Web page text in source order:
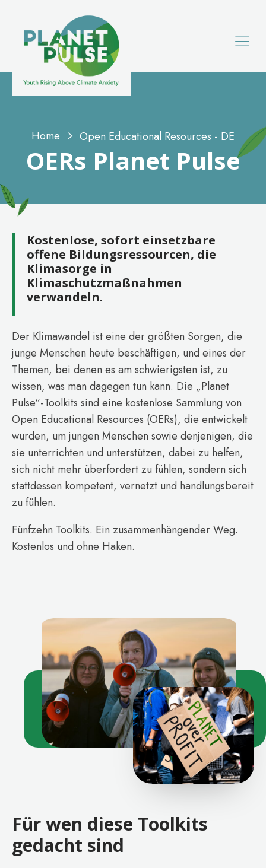
Home Open Educational Resources - DE
OERs Planet Pulse
Kostenlose, sofort einsetzbare
offene Bildungsressourcen, die
Klimasorge in
Klimaschutzmaßnahmen
verwandeln.
Der Klimawandel ist eine der größten Sorgen, die
junge Menschen heute beschäftigen, und eines der
Themen, bei denen es am schwierigsten ist, zu
wissen, was man dagegen tun kann. Die „Planet
Pulse“-Toolkits sind eine kostenlose Sammlung von
Open Educational Resources (OERs), die entwickelt
wurden, um jungen Menschen sowie denjenigen, die
sie unterrichten und unterstützen, dabei zu helfen,
sich nicht mehr überfordert zu fühlen, sondern sich
stattdessen kompetent, vernetzt und handlungsbereit
zu fühlen.
Fünfzehn Toolkits. Ein zusammenhängender Weg.
Kostenlos und ohne Haken.
Für wen diese Toolkits
gedacht sind